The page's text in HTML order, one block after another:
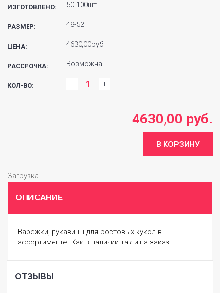
ИЗГОТОВЛЕНО: 50-100шт.
РАЗМЕР: 48-52
ЦЕНА: 4630,00руб
РАССРОЧКА: Возможна
КОЛ-ВО:
4630,00 руб.
Загрузка...
ОПИСАНИЕ
Варежки, рукавицы для ростовых кукол в
ассортименте. Как в наличии так и на заказ.
ОТЗЫВЫ